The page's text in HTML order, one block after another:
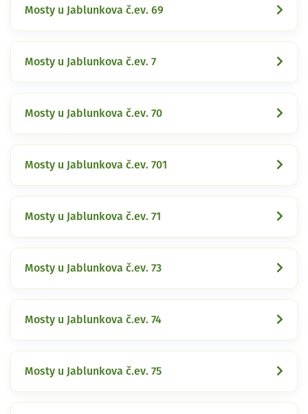
Mosty u Jablunkova č.ev. 69
Mosty u Jablunkova č.ev. 7
Mosty u Jablunkova č.ev. 70
Mosty u Jablunkova č.ev. 701
Mosty u Jablunkova č.ev. 71
Mosty u Jablunkova č.ev. 73
Mosty u Jablunkova č.ev. 74
Mosty u Jablunkova č.ev. 75